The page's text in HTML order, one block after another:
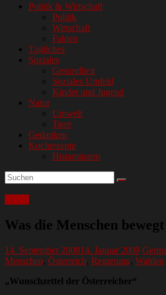
Politik & Wirtschaft
Politik
Wirtschaft
Fakten
Tägliches
Soziales
Gesundheit
Soziales Umfeld
Kinder und Jugend
Natur
Umwelt
Tiere
Gedanken
Kochrezepte
Histaminarm
Was die Menschen bewegt
14. September 200814. Januar 2009
Menschen, Österreich, Regierung, Wahlen
„Wunschzettel der Österreicher“